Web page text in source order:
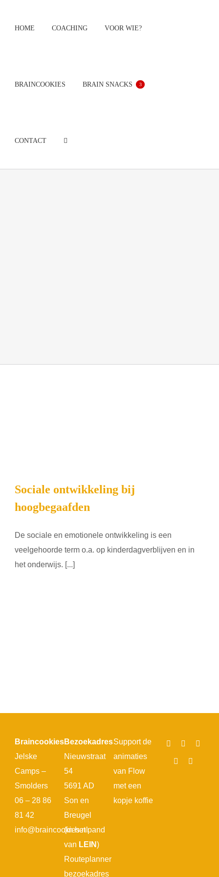
HOME COACHING VOOR WIE?
BRAINCOOKIES BRAIN SNACKS 3
CONTACT
Sociale ontwikkeling bij
hoogbegaafden
De sociale en emotionele ontwikkeling is een
veelgehoorde term o.a. op kinderdagverblijven en in
het onderwijs. [...]
Braincookies
Jelske
Camps –
Smolders
06 – 28 86
81 42
info@braincookies.nl
Bezoekadres
Nieuwstraat
54
5691 AD
Son en
Breugel
(in het pand
van LEIN)
Routeplanner
bezoekadres
Support de
animaties
van Flow
met een
kopje koffie